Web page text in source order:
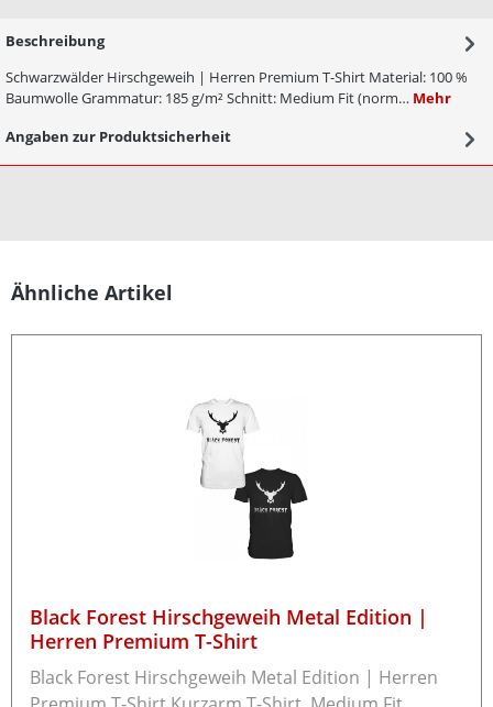
Beschreibung
Schwarzwälder Hirschgeweih | Herren Premium T-Shirt Material: 100 %
Baumwolle Grammatur: 185 g/m² Schnitt: Medium Fit (norm… Mehr
Angaben zur Produktsicherheit
Produktgalerie überspringen
Ähnliche Artikel
Black Forest Hirschgeweih Metal Edition |
Herren Premium T-Shirt
Black Forest Hirschgeweih Metal Edition | Herren